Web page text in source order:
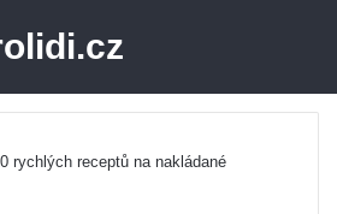
rychlých receptů na nakládané